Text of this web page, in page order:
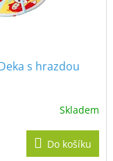
s hrazdou
Skladem
Do košíku